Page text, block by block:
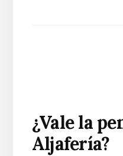
¿Vale la
Aljafería?